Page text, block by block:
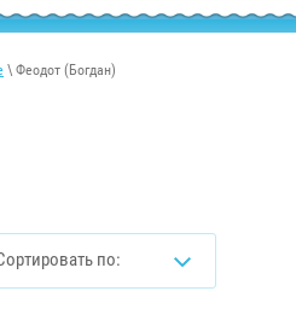
\ Феодот (Богдан)
по: